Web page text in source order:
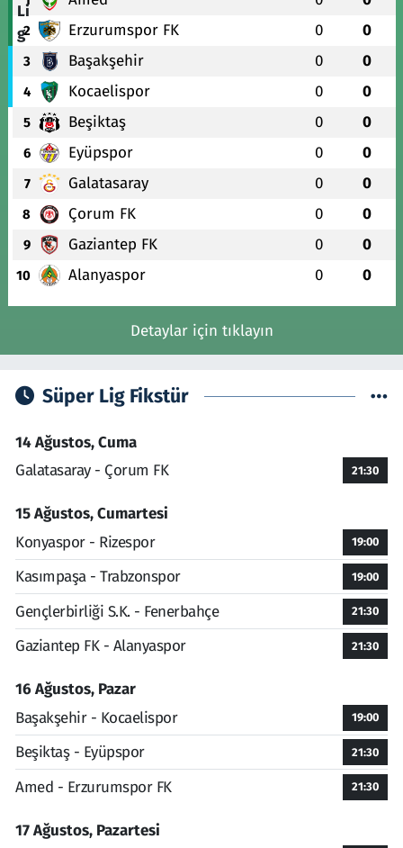
2 Erzurumspor FK 0 0
3 Başakşehir 0 0
4 Kocaelispor 0 0
5 Beşiktaş 0 0
6 Eyüpspor 0 0
7 Galatasaray 0 0
8 Çorum FK 0 0
9 Gaziantep FK 0 0
10 Alanyaspor 0 0
Detaylar için tıklayın
Süper Lig Fikstür
14 Ağustos, Cuma
Galatasaray - Çorum FK
21:30
15 Ağustos, Cumartesi
Konyaspor - Rizespor
19:00
Kasımpaşa - Trabzonspor 19:00
Gençlerbirliği S.K. - Fenerbahçe 21:30
Gaziantep FK - Alanyaspor 21:30
16 Ağustos, Pazar
Başakşehir - Kocaelispor
19:00
Beşiktaş - Eyüpspor 21:30
Amed - Erzurumspor FK 21:30
17 Ağustos, Pazartesi